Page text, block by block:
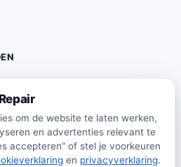
om de website te laten werken,
en advertenties relevant te
accepteren” of stel je voorkeuren
en privacyverklaring.